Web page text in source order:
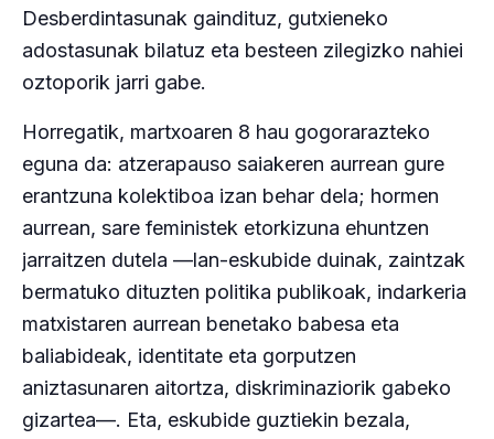
Desberdintasunak gaindituz, gutxieneko
adostasunak bilatuz eta besteen zilegizko nahiei
oztoporik jarri gabe.
Horregatik, martxoaren 8 hau gogorarazteko
eguna da: atzerapauso saiakeren aurrean gure
erantzuna kolektiboa izan behar dela; hormen
aurrean, sare feministek etorkizuna ehuntzen
jarraitzen dutela —lan-eskubide duinak, zaintzak
bermatuko dituzten politika publikoak, indarkeria
matxistaren aurrean benetako babesa eta
baliabideak, identitate eta gorputzen
aniztasunaren aitortza, diskriminaziorik gabeko
gizartea—. Eta, eskubide guztiekin bezala,